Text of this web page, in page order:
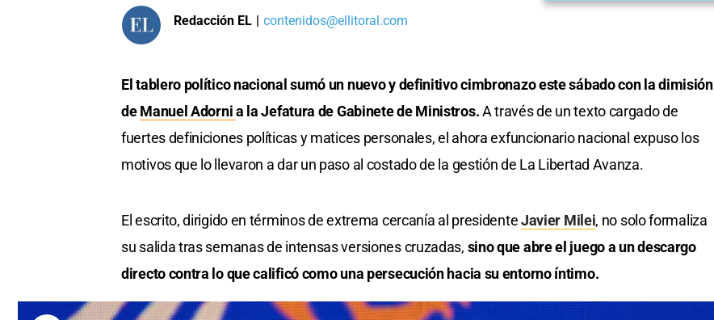
Redacción EL | contenidos@ellitoral.com
El tablero político nacional sumó un nuevo y definitivo cimbronazo este sábado con la dimisión
deManuel Adornia la Jefatura de Gabinete de Ministros.A través de un texto cargado de
fuertes definiciones políticas y matices personales, el ahora exfuncionario nacional expuso los
motivos que lo llevaron a dar un paso al costado de la gestión de La Libertad Avanza.
El escrito, dirigido en términos de extrema cercanía al presidenteJavier Milei, no solo formaliza
su salida tras semanas de intensas versiones cruzadas, sino que abre el juego a un descargo
directo contra lo que calificó como una persecución hacia su entorno íntimo.